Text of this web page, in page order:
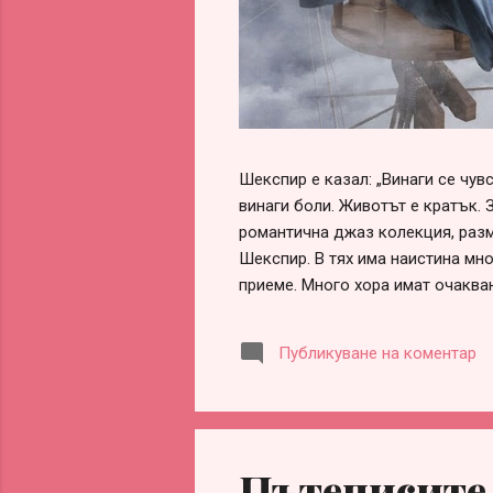
Шекспир е казал: „Винаги се
винаги боли. Животът е кратък.
романтична джаз колекция,
Шекспир. В тях има наистина
приеме. Много хора имат
оформи сам, ако честно
заради разочарования,
партньорство. Истината обаче
Публикуване на коментар